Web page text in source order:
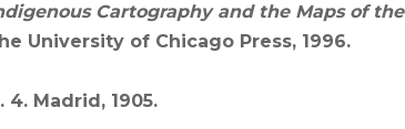
Cartography and the Maps of the
University of Chicago Press, 1996.
4. Madrid, 1905.